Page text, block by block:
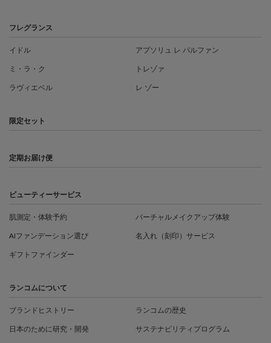
フレグランス
イドル アプソリュ レ パルファン
ミ・ラ・ク トレゾァ
ラヴィエベル レ ゾー
限定セット
定期お届け便
ビューティーサービス
肌測定・体験予約 バーチャルメイクアップ体験
AIファンデーション選び 名入れ（刻印）サービス
ギフトファインダー
ランコムについて
ブランドヒストリー ランコムの歴史
日本のために研究・開発 サステナビリティプログラム